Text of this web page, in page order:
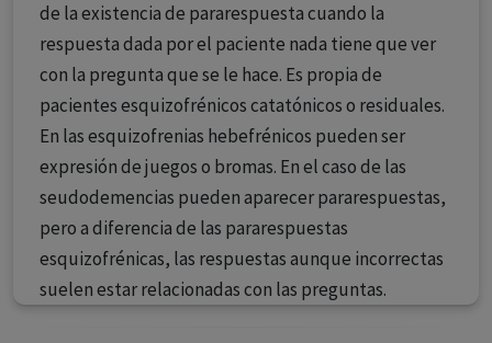
de la existencia de pararespuesta cuando la
respuesta dada por el paciente nada tiene que ver
con la pregunta que se le hace. Es propia de
pacientes esquizofrénicos catatónicos o residuales.
En las esquizofrenias hebefrénicos pueden ser
expresión de juegos o bromas. En el caso de las
seudodemencias pueden aparecer pararespuestas,
pero a diferencia de las pararespuestas
esquizofrénicas, las respuestas aunque incorrectas
suelen estar relacionadas con las preguntas.